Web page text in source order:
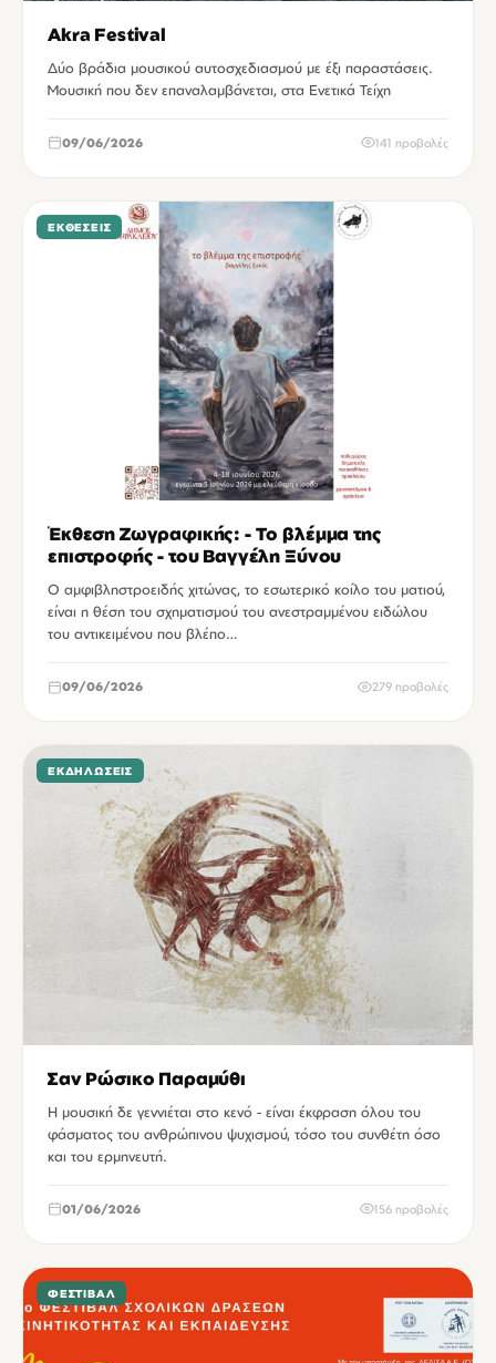
Akra Festival
Δύο βράδια μουσικού αυτοσχεδιασμού με έξι παραστάσεις.
Μουσική που δεν επαναλαμβάνεται, στα Ενετικά Τείχη
09/06/2026 141 προβολές
ΕΚΘΈΣΕΙΣ
Έκθεση Ζωγραφικής: - Το βλέμμα της
επιστροφής - του Βαγγέλη Ξύνου
Ο αμφιβληστροειδής χιτώνας, το εσωτερικό κοίλο του ματιού,
είναι η θέση του σχηματισμού του ανεστραμμένου ειδώλου
του αντικειμένου που βλέπο…
09/06/2026 279 προβολές
ΕΚΔΗΛΏΣΕΙΣ
Σαν Ρώσικο Παραμύθι
Η μουσική δε γεννιέται στο κενό - είναι έκφραση όλου του
φάσματος του ανθρώπινου ψυχισμού, τόσο του συνθέτη όσο
και του ερμηνευτή.
01/06/2026 156 προβολές
ΦΕΣΤΙΒΆΛ